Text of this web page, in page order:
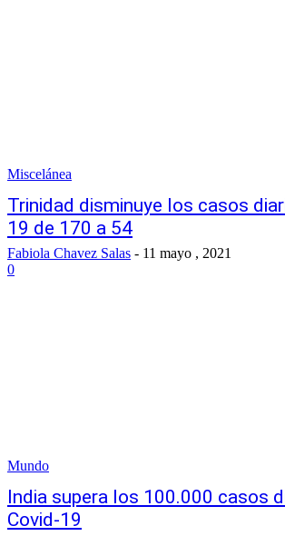
Miscelánea
Trinidad disminuye los casos
19 de 170 a 54
Fabiola Chavez Salas - 11 mayo , 2021
0
Mundo
India supera los 100.000 casos
Covid-19